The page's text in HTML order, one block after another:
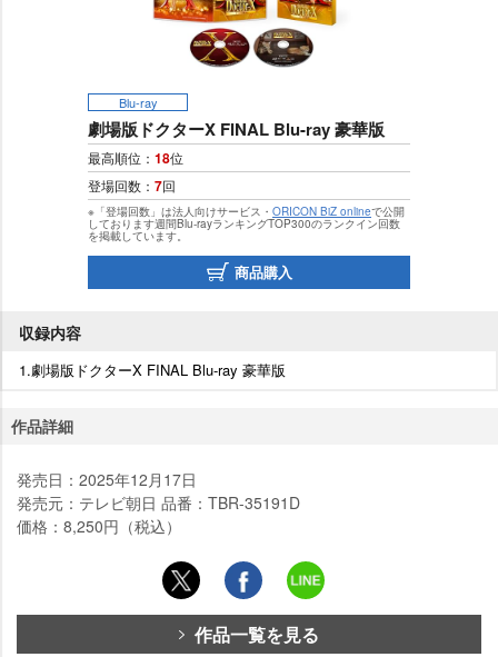
Blu-ray
劇場版ドクターX FINAL Blu-ray 豪華版
最高順位： 18位
登場回数： 7回
※「登場回数」は法人向けサービス・ ORICON BiZ onlineで公開
しております週間Blu-rayランキングTOP300のランクイン回数
を掲載しています。
商品購入
収録内容
1.劇場版ドクターX FINAL Blu-ray 豪華版
作品詳細
発売日：2025年12月17日
発売元：テレビ朝日 品番：TBR-35191D
価格：8,250円（税込）
作品一覧を見る